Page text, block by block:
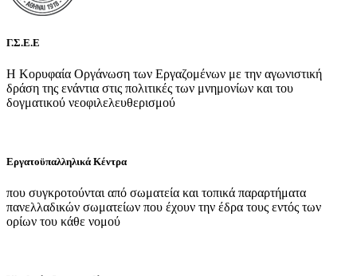
Γ.Σ.Ε.Ε
Η Κορυφαία Οργάνωση των Εργαζομένων με την αγωνιστική
δράση της ενάντια στις πολιτικές των μνημονίων και του
δογματικού νεοφιλελευθερισμού
Εργατοϋπαλληλικά Κέντρα
που συγκροτούνται από σωματεία και τοπικά παραρτήματα
πανελλαδικών σωματείων που έχουν την έδρα τους εντός των
ορίων του κάθε νομού